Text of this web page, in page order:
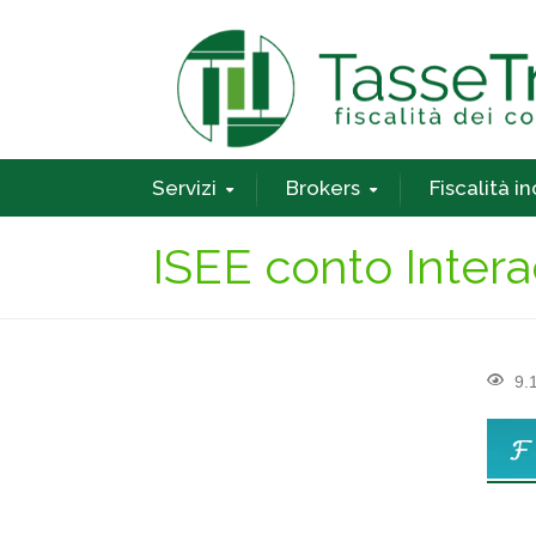
Servizi Brokers Fiscalità
ISEE conto